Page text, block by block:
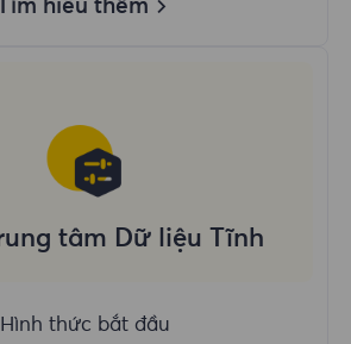
hiểu thêm
tâm Dữ liệu Tĩnh
Hình thức bắt đầu